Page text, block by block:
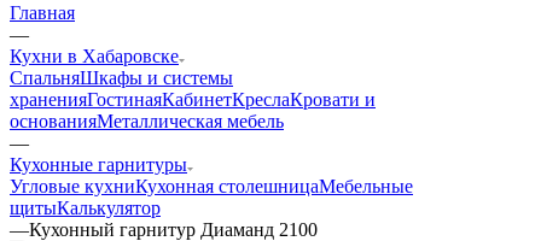
Главная
—
Кухни в Хабаровске
СпальняШкафы и системы
храненияГостинаяКабинетКреслаКровати и
основанияМеталлическая мебель
—
Кухонные гарнитуры
Угловые кухниКухонная столешницаМебельные
щитыКалькулятор
—Кухонный гарнитур Диаманд 2100